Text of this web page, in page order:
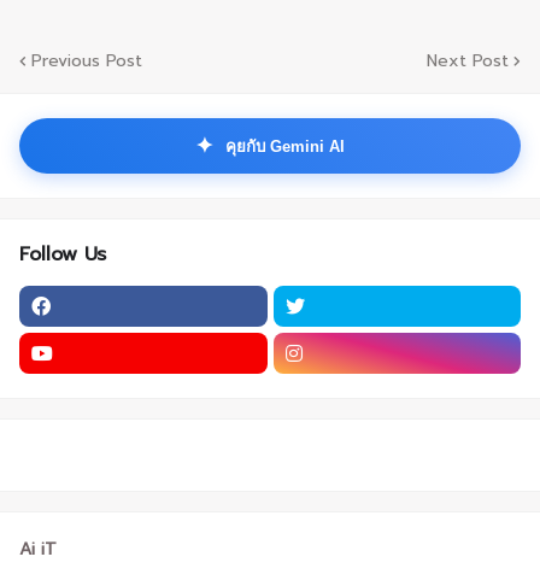
Previous Post Next Post
✦ คุยกับ Gemini AI
Follow Us
Ai iT